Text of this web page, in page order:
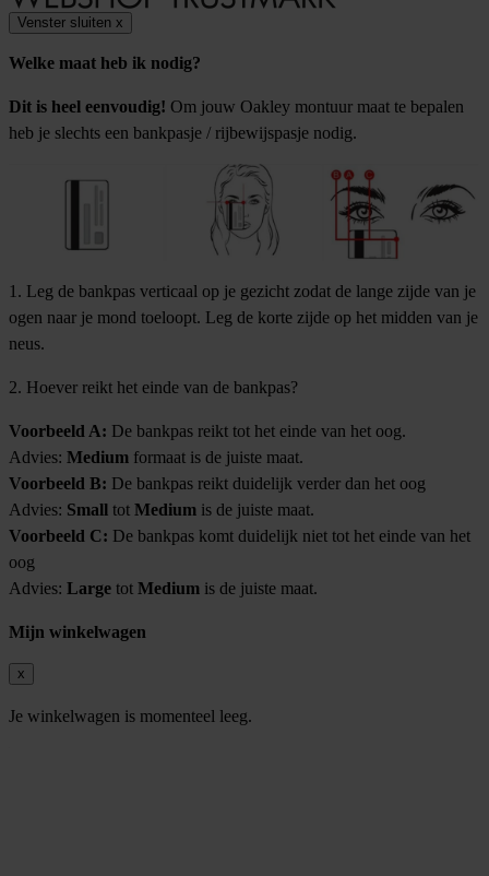
Venster sluiten x
Welke maat heb ik nodig?
Dit is heel eenvoudig! Om jouw Oakley montuur maat te bepalen
heb je slechts een bankpasje / rijbewijspasje nodig.
1. Leg de bankpas verticaal op je gezicht zodat de lange zijde van je
ogen naar je mond toeloopt. Leg de korte zijde op het midden van je
neus.
2. Hoever reikt het einde van de bankpas?
Voorbeeld A: De bankpas reikt tot het einde van het oog.
Advies: Medium formaat is de juiste maat.
Voorbeeld B: De bankpas reikt duidelijk verder dan het oog
Advies: Small tot Medium is de juiste maat.
Voorbeeld C: De bankpas komt duidelijk niet tot het einde van het
oog
Advies: Large tot Medium is de juiste maat.
Mijn winkelwagen
x
Je winkelwagen is momenteel leeg.